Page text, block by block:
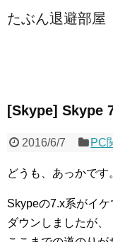
たぶん退避部屋
[Skype] Skype
2016/6/7 PC
どうも、あっかです
Skypeの7.x系がイ
ダウンしましたが、